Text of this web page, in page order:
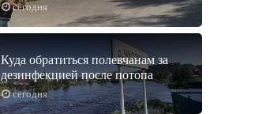
сегодня
сегодня
Куда обратиться полевчанам за
дезинфекцией после потопа